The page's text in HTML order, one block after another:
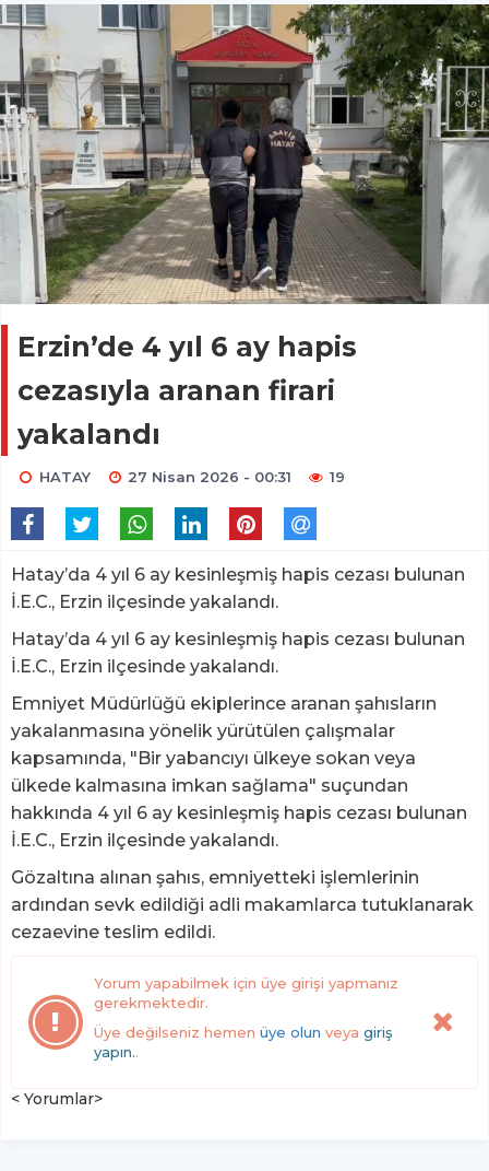
Erzin’de 4 yıl 6 ay hapis
cezasıyla aranan firari
yakalandı
HATAY 27 Nisan 2026 - 00:31 19
Hatay’da 4 yıl 6 ay kesinleşmiş hapis cezası bulunan
İ.E.C., Erzin ilçesinde yakalandı.
Hatay’da 4 yıl 6 ay kesinleşmiş hapis cezası bulunan
İ.E.C., Erzin ilçesinde yakalandı.
Emniyet Müdürlüğü ekiplerince aranan şahısların
yakalanmasına yönelik yürütülen çalışmalar
kapsamında, "Bir yabancıyı ülkeye sokan veya
ülkede kalmasına imkan sağlama" suçundan
hakkında 4 yıl 6 ay kesinleşmiş hapis cezası bulunan
İ.E.C., Erzin ilçesinde yakalandı.
Gözaltına alınan şahıs, emniyetteki işlemlerinin
ardından sevk edildiği adli makamlarca tutuklanarak
cezaevine teslim edildi.
Yorum yapabilmek için üye girişi yapmanız
gerekmektedir.
Üye değilseniz hemen üye olun veya giriş
yapın..
< Yorumlar>